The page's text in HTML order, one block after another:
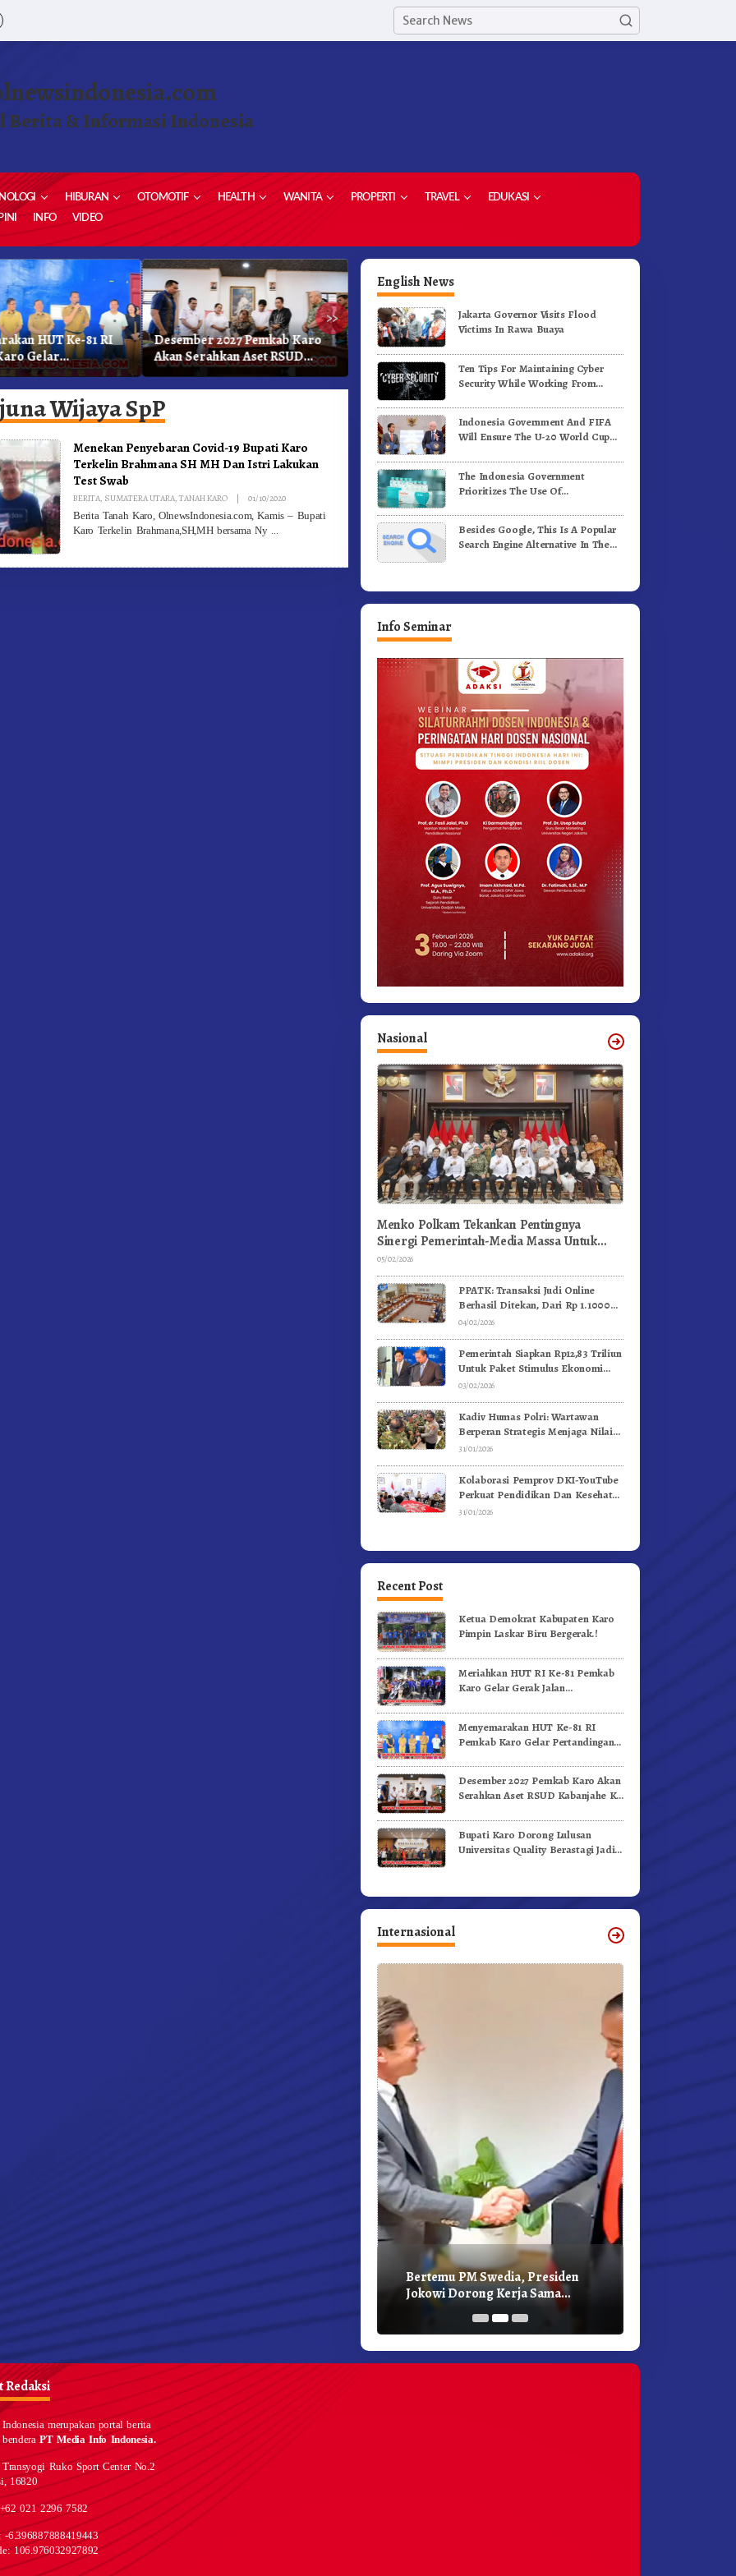
Berita & Informasi Indonesia
HIBURAN OTOMOTIF HEALTH WANITA PROPERTI TRAVEL
EDUKASI
INFO VIDEO
»
HUT Ke-81 RI
Gelar
Olahraga
Desember 2027 Pemkab Karo
Akan Serahkan Aset RSUD
Kabanjahe Ke Moderamen
GBKP
Bupati Karo Dorong Lulusan
Universitas Quality Berastagi
Jadi Generasi Inovatif dan
Berintegritas
Bupati Karo Serahkan 1,2
Benih Kopi Arabika
Wijaya SpP
Menekan Penyebaran Covid-19 Bupati Karo
Terkelin Brahmana SH MH Dan Istri Lakukan
Test Swab
BERITA, SUMATERA UTARA,TANAH KARO | 01/10/2020By
Berita Tanah Karo, OlnewsIndonesia.com, Kamis – Bupati
Karo Terkelin Brahmana,SH,MH bersama Ny
English News
Jakarta Governor Visits Flood
Victims In Rawa Buaya
Ten Tips For Maintaining Cyber
Security While Working From
Indonesia Government And FIFA
Will Ensure The U-20 World Cup
Standards
The Indonesia Government
Prioritizes The Use Of
Vaccines
Besides Google, This Is A Popular
Search Engine Alternative In The
Info Seminar
Nasional
Menko Polkam Tekankan Pentingnya
Sinergi Pemerintah-Media Massa Untuk
Jaga Stabilitas Bangsa
05/02/2026
PPATK: Transaksi Judi Online
Berhasil Ditekan, Dari Rp 1.1000
Triliun Menjadi Rp 268 Triliun
04/02/2026
Pemerintah Siapkan Rp12,83 Triliun
Untuk Paket Stimulus Ekonomi
Kuartal I-2026
03/02/2026
Kadiv Humas Polri: Wartawan
Berperan Strategis Menjaga Nilai
Kebangsaan, Demokrasi, dan NKRI
31/01/2026
Kolaborasi Pemprov DKI-YouTube
Perkuat Pendidikan Dan Kesehatan
Mental
31/01/2026
Recent Post
Ketua Demokrat Kabupaten Karo
Pimpin Laskar Biru Bergerak.!
Meriahkan HUT RI Ke-81 Pemkab
Karo Gelar Gerak Jalan
Menyemarakan HUT Ke-81 RI
Pemkab Karo Gelar Pertandingan
Desember 2027 Pemkab Karo Akan
Serahkan Aset RSUD Kabanjahe Ke
Bupati Karo Dorong Lulusan
Universitas Quality Berastagi Jadi
Internasional
Bertemu PM Swedia, Presiden
Jokowi Dorong Kerja Sama
Pembangunan Hijau
Redaksi
Indonesia merupakan portal berita
benderaPT Media Info Indonesia.
Ruko Sport Center No.2
16820
021 2296 7582
-6.396887888419443
106.976032927892